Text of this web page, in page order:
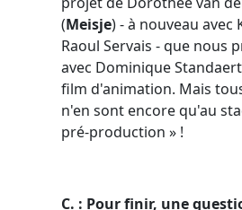
(Meisje) - à nouveau avec
Raoul Servais - que nous
avec Dominique
film d'animation. Mais
n'en sont encore qu'au
pré-production » !
C. : Pour finir, une